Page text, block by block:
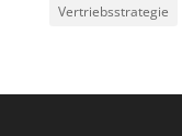
Vertriebsstrategie